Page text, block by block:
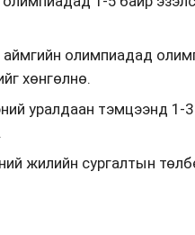
аймгийн олимпиадад
хөнгөлнө.
уралдаан тэмцээнд 1-
жилийн сургалтын